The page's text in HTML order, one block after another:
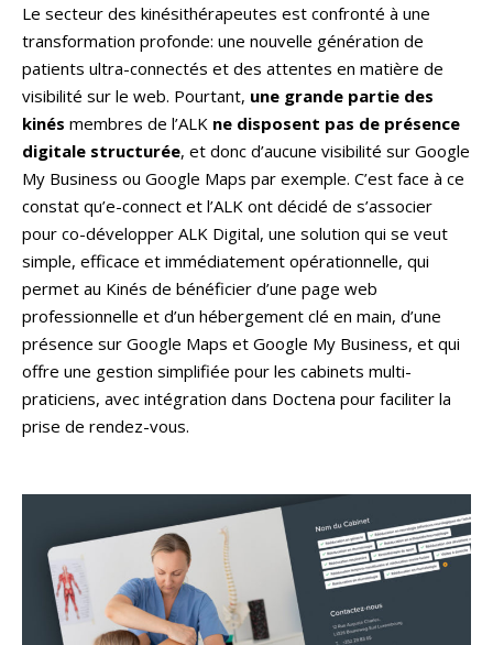
Le secteur des kinésithérapeutes est confronté à une
transformation profonde: une nouvelle génération de
patients ultra-connectés et des attentes en matière de
visibilité sur le web. Pourtant, une grande partie des
kinés membres de l’ALK ne disposent pas de présence
digitale structurée, et donc d’aucune visibilité sur Google
My Business ou Google Maps par exemple. C’est face à ce
constat qu’e-connect et l’ALK ont décidé de s’associer
pour co-développer ALK Digital, une solution qui se veut
simple, efficace et immédiatement opérationnelle, qui
permet au Kinés de bénéficier d’une page web
professionnelle et d’un hébergement clé en main, d’une
présence sur Google Maps et Google My Business, et qui
offre une gestion simplifiée pour les cabinets multi-
praticiens, avec intégration dans Doctena pour faciliter la
prise de rendez-vous.